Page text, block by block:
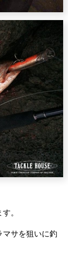
。
マサを狙いに釣